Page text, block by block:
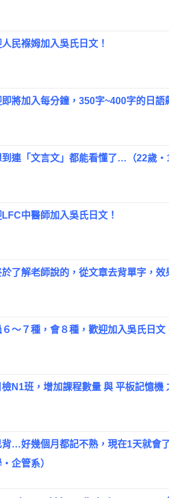
民褓姆加入吳氏日文！
即將加入每分鐘，350字~400字的日語
到連「文言文」都能看懂了…（22歲
中醫師加入吳氏日文！
了解老師說的，從文章去背單字，效
６～７種，會８種，歡迎加入吳氏日文
N1班，增加課程數量 與 平板記憶機 之
背…好幾個月都記不熟，現在1天就會
‧企管系）